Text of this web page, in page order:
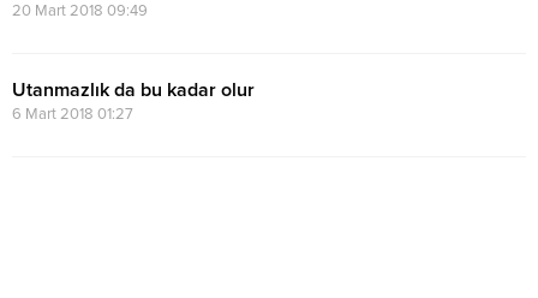
20 Mart 2018 09:49
Utanmazlık da bu kadar olur
6 Mart 2018 01:27